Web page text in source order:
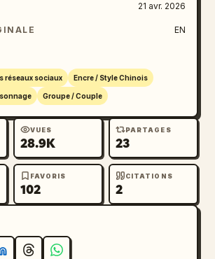
21 avr. 2026
EN
réseaux sociaux Encre / Style Chinois
Groupe / Couple
VUES
28.9K
PARTAGES
23
FAVORIS
102
CITATIONS
2